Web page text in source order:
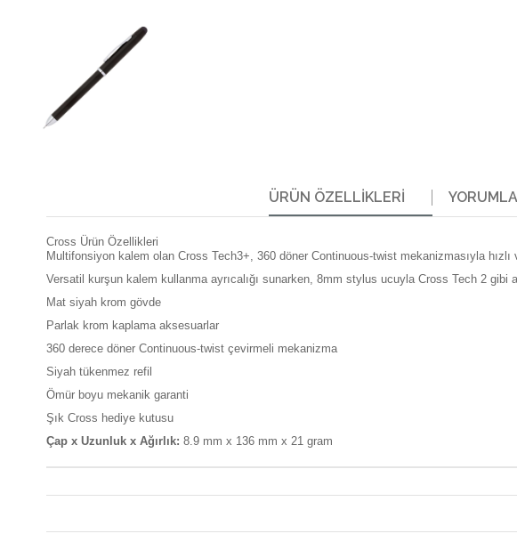
ÜRÜN ÖZELLIKLERI
Cross Ürün Özellikleri
Multifonsiyon kalem olan Cross Tech3+, 360 döner Continuous-twist mekanizmasıyla
Versatil kurşun kalem kullanma ayrıcalığı sunarken, 8mm stylus ucuyla Cross Tech 2 gibi
Mat siyah krom gövde
Parlak krom kaplama aksesuarlar
360 derece döner Continuous-twist çevirmeli mekanizma
Siyah tükenmez refil
Ömür boyu mekanik garanti
Şık Cross hediye kutusu
Çap x Uzunluk x Ağırlık: 8.9 mm x 136 mm x 21 gram